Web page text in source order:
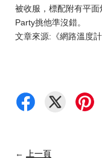
被收服，標配附有平
Party挑他準沒錯。
文章來源:《網路溫度計
← 上一頁